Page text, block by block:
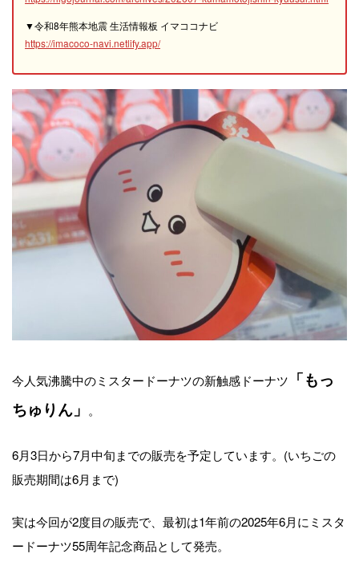
▼令和8年熊本地震 生活情報板 イマココナビ
https://imacoco-navi.netlify.app/
今人気沸騰中のミスタードーナツの新触感ドーナツ 「もっ
ちゅりん」 。
6月3日から7月中旬までの販売を予定しています。(いちごの
販売期間は6月まで)
実は今回が2度目の販売で、最初は1年前の2025年6月にミスタ
ードーナツ55周年記念商品として発売。